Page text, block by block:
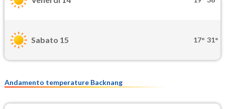
Sabato 15 17° 31°
Andamento temperature Backnang